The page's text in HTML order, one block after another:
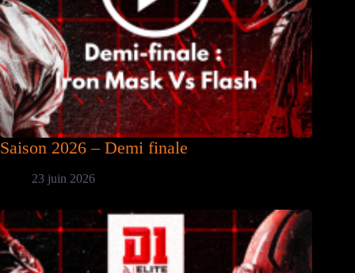
Saison 2026 – Demi finale
23 juin 2026